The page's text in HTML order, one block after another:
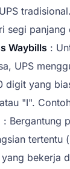
segi panjang
Waybills :
UPS
digit yang
"I".
: Bergantung
tertentu
bekerja